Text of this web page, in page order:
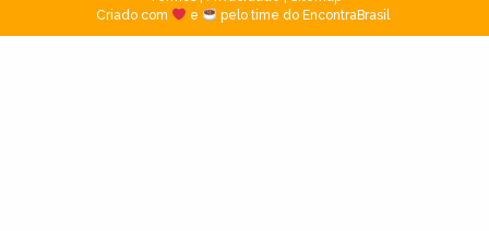
Criado com
e pelo time do EncontraBrasil